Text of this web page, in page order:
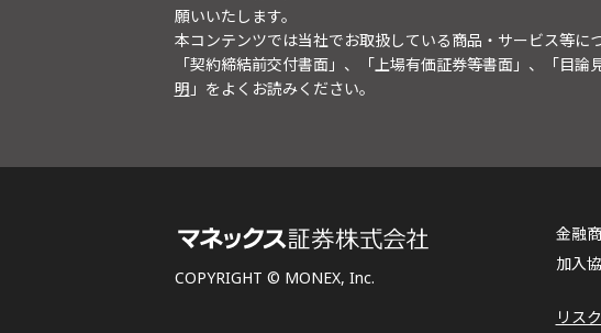
願いいたします。
本コンテンツでは当社でお取扱している商品・サービス等
「契約締結前交付書面」、「上場有価証券等書面」、「目
明 」をよくお読みください。
COPYRIGHT © MONEX, Inc.
金融
リス